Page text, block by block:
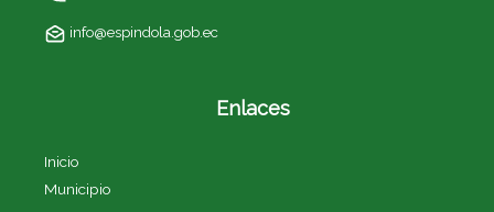
info@espindola.gob.ec
Enlaces
Inicio
Municipio